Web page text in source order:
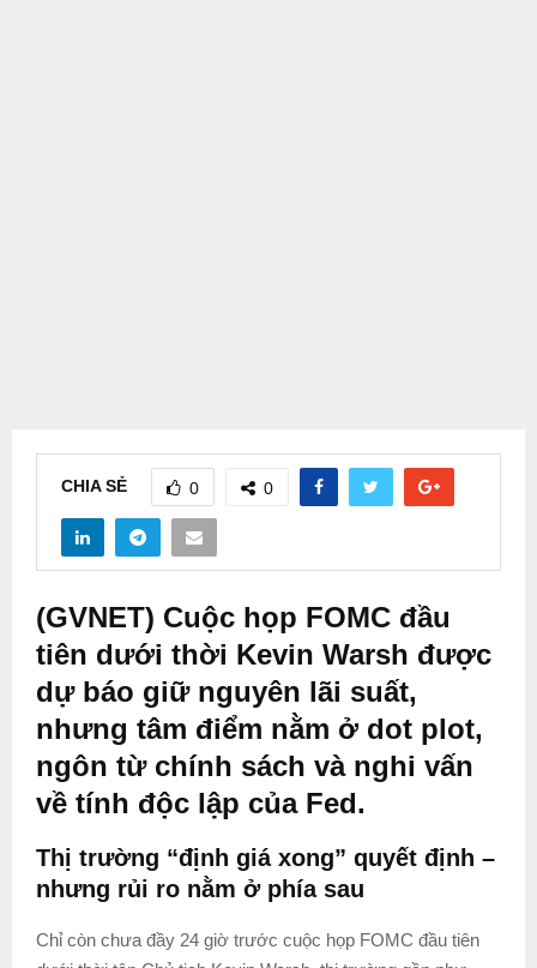
CHIA SẺ 0 0
(GVNET) Cuộc họp FOMC đầu
tiên dưới thời Kevin Warsh được
dự báo giữ nguyên lãi suất,
nhưng tâm điểm nằm ở dot plot,
ngôn từ chính sách và nghi vấn
về tính độc lập của Fed.
Thị trường “định giá xong” quyết định –
nhưng rủi ro nằm ở phía sau
Chỉ còn chưa đầy 24 giờ trước cuộc họp FOMC đầu tiên